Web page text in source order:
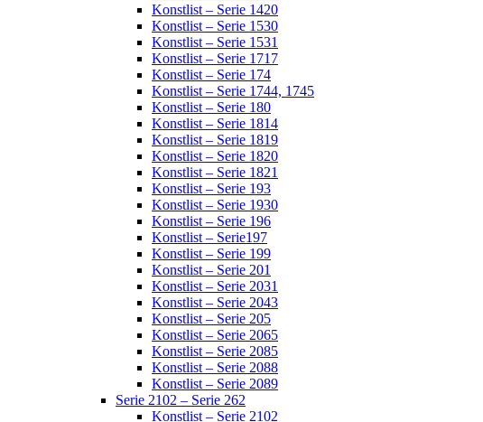
Konstlist – Serie 1420
Konstlist – Serie 1530
Konstlist – Serie 1531
Konstlist – Serie 1717
Konstlist – Serie 174
Konstlist – Serie 1744, 1745
Konstlist – Serie 180
Konstlist – Serie 1814
Konstlist – Serie 1819
Konstlist – Serie 1820
Konstlist – Serie 1821
Konstlist – Serie 193
Konstlist – Serie 1930
Konstlist – Serie 196
Konstlist – Serie197
Konstlist – Serie 199
Konstlist – Serie 201
Konstlist – Serie 2031
Konstlist – Serie 2043
Konstlist – Serie 205
Konstlist – Serie 2065
Konstlist – Serie 2085
Konstlist – Serie 2088
Konstlist – Serie 2089
Serie 2102 – Serie 262
Konstlist – Serie 2102